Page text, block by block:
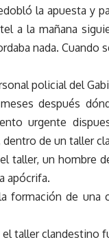
la apuesta y
a la mañana
nada. Cuando
policial del
después
urgente
de un taller
taller, un hombre
apócrifa.
formación de una
taller clandestino